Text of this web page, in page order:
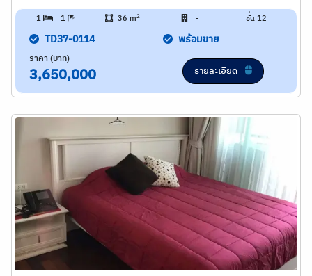
1 1 36 m2 - ชั้น 12
TD37-0114 พร้อมขาย
ราคา (บาท)
3,650,000 รายละเอียด